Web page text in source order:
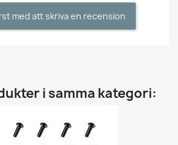
med att skriva en recension
i samma kategori: